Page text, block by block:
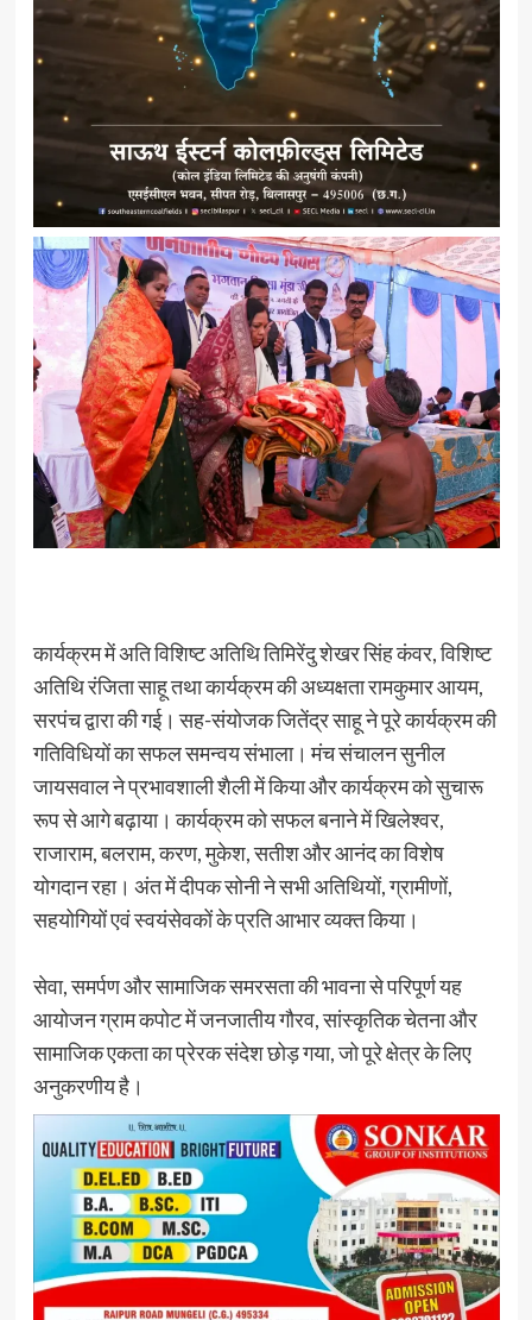
कार्यक्रम में अति विशिष्ट अतिथि तिमिरेंदु शेखर सिंह कंवर, विशिष्ट
अतिथि रंजिता साहू तथा कार्यक्रम की अध्यक्षता रामकुमार आयम,
सरपंच द्वारा की गई। सह-संयोजक जितेंद्र साहू ने पूरे कार्यक्रम की
गतिविधियों का सफल समन्वय संभाला। मंच संचालन सुनील
जायसवाल ने प्रभावशाली शैली में किया और कार्यक्रम को सुचारू
रूप से आगे बढ़ाया। कार्यक्रम को सफल बनाने में खिलेश्वर,
राजाराम, बलराम, करण, मुकेश, सतीश और आनंद का विशेष
योगदान रहा। अंत में दीपक सोनी ने सभी अतिथियों, ग्रामीणों,
सहयोगियों एवं स्वयंसेवकों के प्रति आभार व्यक्त किया।
सेवा, समर्पण और सामाजिक समरसता की भावना से परिपूर्ण यह
आयोजन ग्राम कपोट में जनजातीय गौरव, सांस्कृतिक चेतना और
सामाजिक एकता का प्रेरक संदेश छोड़ गया, जो पूरे क्षेत्र के लिए
अनुकरणीय है।